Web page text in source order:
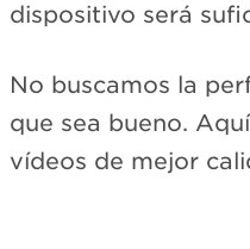
dispositivo será
No buscamos la
que sea bueno.
vídeos de mejor